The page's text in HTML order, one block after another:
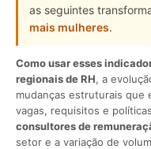
as seguintes
mais mulheres.
Como usar esses
regionais de RH, a
mudanças estruturais que
vagas, requisitos e
consultores de
setor e a variação de